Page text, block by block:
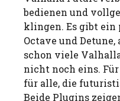
bedienen und
klingen. Es gibt ein
Octave und
schon viele
nicht noch eins.
für alle, die
Beide Plugins